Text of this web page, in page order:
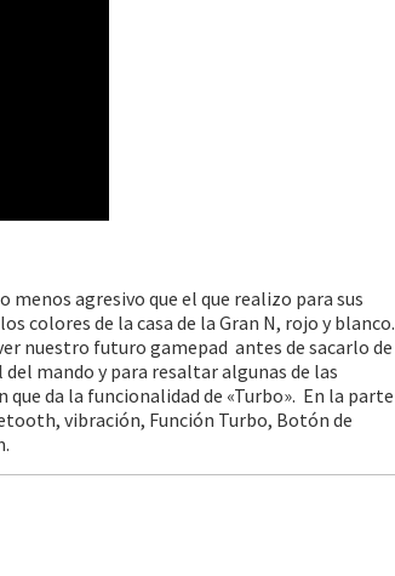
agresivo que el que realizo para sus
colores de la casa de la Gran N, rojo y blanco.
nuestro futuro gamepad antes de sacarlo de
mando y para resaltar algunas de las
da la funcionalidad de «Turbo». En la parte
vibración, Función Turbo, Botón de